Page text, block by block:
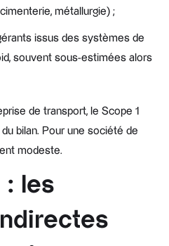
métallurgie) ;
issus des systèmes de
souvent sous-estimées alors
de transport, le Scope 1
bilan. Pour une société de
modeste.
: les